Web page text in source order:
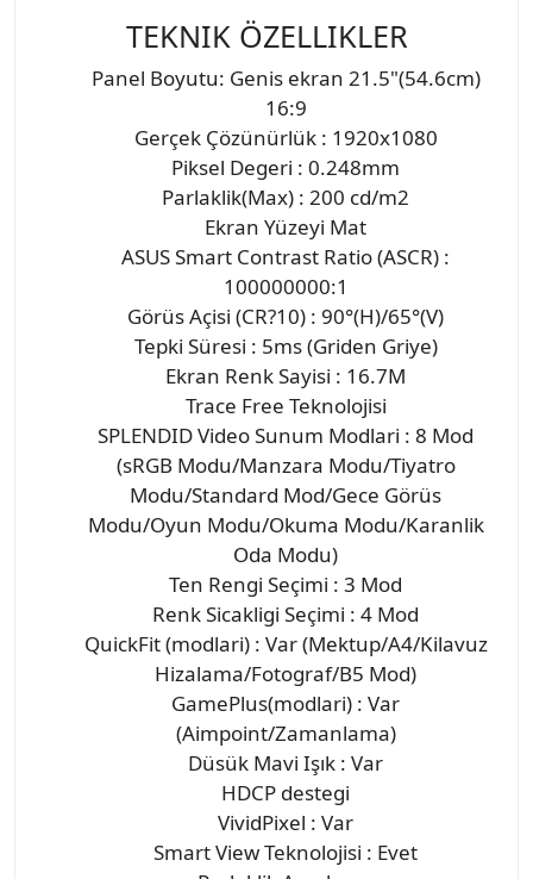
TEKNIK ÖZELLIKLER
Panel Boyutu: Genis ekran 21.5"(54.6cm)
16:9
Gerçek Çözünürlük : 1920x1080
Piksel Degeri : 0.248mm
Parlaklik(Max) : 200 cd/m2
Ekran Yüzeyi Mat
ASUS Smart Contrast Ratio (ASCR) :
100000000:1
Görüs Açisi (CR?10) : 90°(H)/65°(V)
Tepki Süresi : 5ms (Griden Griye)
Ekran Renk Sayisi : 16.7M
Trace Free Teknolojisi
SPLENDID Video Sunum Modlari : 8 Mod
(sRGB Modu/Manzara Modu/Tiyatro
Modu/Standard Mod/Gece Görüs
Modu/Oyun Modu/Okuma Modu/Karanlik
Oda Modu)
Ten Rengi Seçimi : 3 Mod
Renk Sicakligi Seçimi : 4 Mod
QuickFit (modlari) : Var (Mektup/A4/Kilavuz
Hizalama/Fotograf/B5 Mod)
GamePlus(modlari) : Var
(Aimpoint/Zamanlama)
Düsük Mavi Işık : Var
HDCP destegi
VividPixel : Var
Smart View Teknolojisi : Evet